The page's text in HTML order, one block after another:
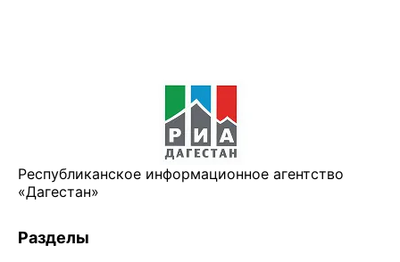
Республиканское информационное агентство
«Дагестан»
Разделы